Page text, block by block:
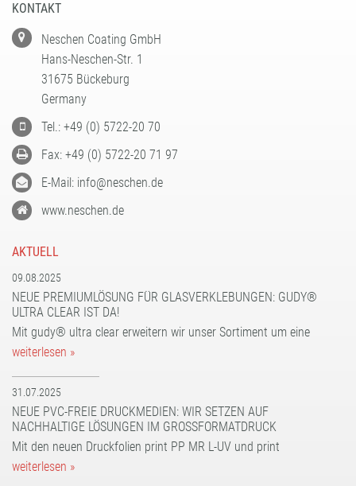
KONTAKT
Neschen Coating GmbH
Hans-Neschen-Str. 1
31675 Bückeburg
Germany
Tel.: +49 (0) 5722-20 70
Fax: +49 (0) 5722-20 71 97
E-Mail: info@neschen.de
www.neschen.de
AKTUELL
09.08.2025
NEUE PREMIUMLÖSUNG FÜR GLASVERKLEBUNGEN: GUDY®
ULTRA CLEAR IST DA!
Mit gudy® ultra clear erweitern wir unser Sortiment um eine
weiterlesen »
31.07.2025
NEUE PVC-FREIE DRUCKMEDIEN: WIR SETZEN AUF
NACHHALTIGE LÖSUNGEN IM GROSSFORMATDRUCK
Mit den neuen Druckfolien print PP MR L-UV und print
weiterlesen »